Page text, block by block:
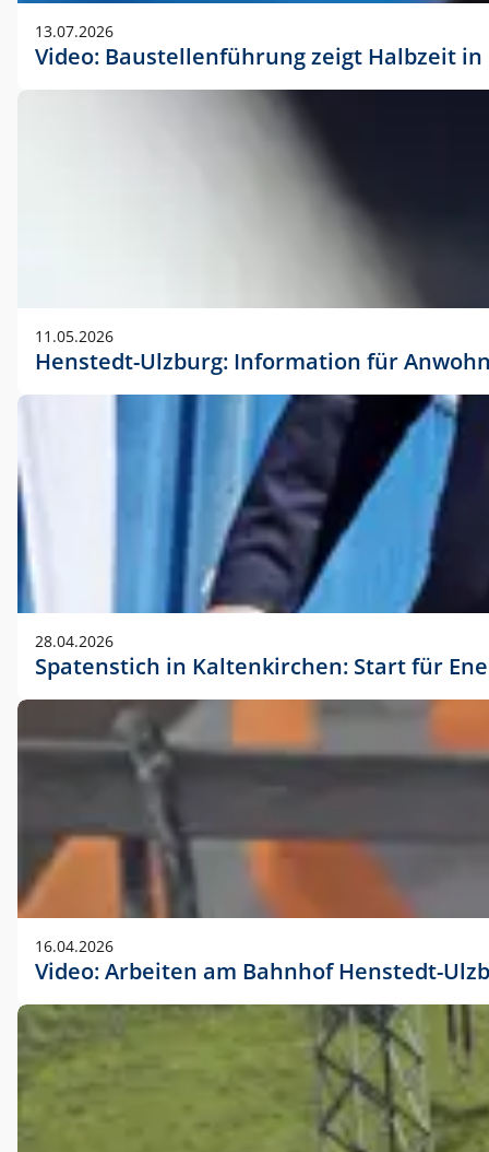
13.07.2026
Video: Baustellenführung zeigt Halbzeit
11.05.2026
Henstedt-Ulzburg: Information für
28.04.2026
Spatenstich in Kaltenkirchen: Start für
16.04.2026
Video: Arbeiten am Bahnhof Henstedt-